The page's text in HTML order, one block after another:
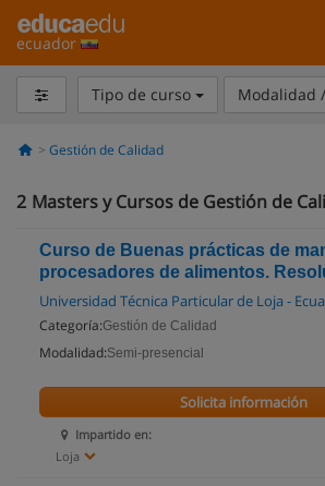
ecuador
Tipo de curso Modalidad
Gestión de Calidad
2 Masters y Cursos de Gestión de
Curso de Buenas prácticas de
procesadores de alimentos.
Universidad Técnica Particular de Loja -
Categoría:Gestión de Calidad
Modalidad:Semi-presencial
Impartido en:
Loja
Solicita información